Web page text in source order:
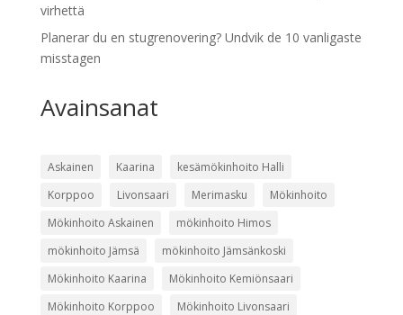
virhettä
Planerar du en stugrenovering? Undvik de 10 vanligaste
misstagen
Avainsanat
Askainen Kaarina
kesämökinhoito Halli
Korppoo
Livonsaari Merimasku
Mökinhoito
Mökinhoito Askainen
mökinhoito Himos
mökinhoito Jämsä
mökinhoito Jämsänkoski
Mökinhoito Kaarina
Mökinhoito Kemiönsaari
Mökinhoito Korppoo
Mökinhoito Livonsaari